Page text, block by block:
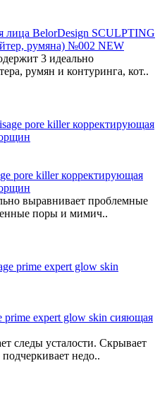
лица BelorDesign SCULPTING
румяна) №002 NEW
3 идеально
румян и контуринга, кот..
pore killer корректирующая
выравнивает проблемные
поры и мимич..
expert glow skin сияющая
следы усталости. Скрывает
недо..